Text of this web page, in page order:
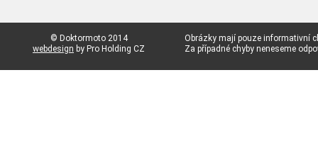
© Doktormoto 2014
webdesign by Pro Holding CZ
Obrázky mají pouze informativní
Za případné chyby neneseme